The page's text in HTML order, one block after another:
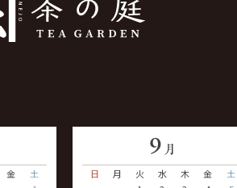
金
土
9 月
日
月 火 水 木 金
土